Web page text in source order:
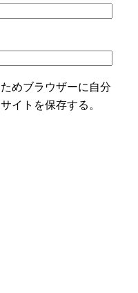
めブラウザーに自分
イトを保存する。